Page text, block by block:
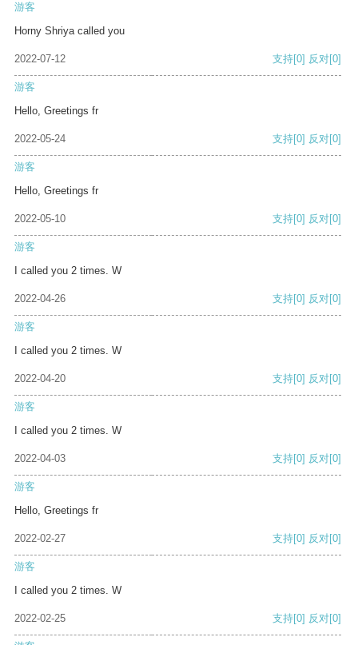
游客
Horny Shriya called you
2022-07-12 支持[0] 反对[0]
游客
Hello, Greetings fr
2022-05-24 支持[0] 反对[0]
游客
Hello, Greetings fr
2022-05-10 支持[0] 反对[0]
游客
I called you 2 times. W
2022-04-26 支持[0] 反对[0]
游客
I called you 2 times. W
2022-04-20 支持[0] 反对[0]
游客
I called you 2 times. W
2022-04-03 支持[0] 反对[0]
游客
Hello, Greetings fr
2022-02-27 支持[0] 反对[0]
游客
I called you 2 times. W
2022-02-25 支持[0] 反对[0]